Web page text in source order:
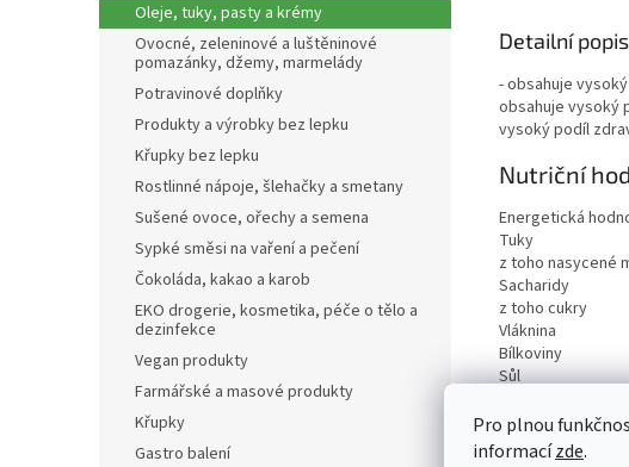
Pro plnou
informacízde.
Oleje, tuky, pasty a krémy
Ovocné, zeleninové a luštěninové
pomazánky, džemy, marmelády
Potravinové doplňky
Produkty a výrobky bez lepku
Křupky bez lepku
Rostlinné nápoje, šlehačky a smetany
Sušené ovoce, ořechy a semena
Sypké směsi na vaření a pečení
Čokoláda, kakao a karob
EKO drogerie, kosmetika, péče o tělo a
dezinfekce
Vegan produkty
Farmářské a masové produkty
Křupky
Gastro balení
Detailní
- obsahuje
obsahuje vysoký
vysoký podíl
Nutriční
Energetická
Tuky
z toho nasycené
Sacharidy
z toho cukry
Vláknina
Bílkoviny
Sůl